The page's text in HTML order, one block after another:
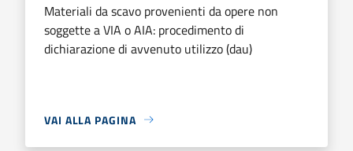
Materiali da scavo provenienti da opere non
soggette a VIA o AIA: procedimento di
dichiarazione di avvenuto utilizzo (dau)
VAI ALLA PAGINA